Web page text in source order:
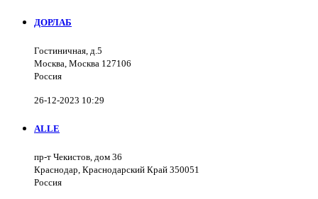
ДОРЛАБ
Гостиничная, д.5
Москва, Москва 127106
Россия
26-12-2023 10:29
ALLE
пр-т Чекистов, дом 36
Краснодар, Краснодарский Край 350051
Россия